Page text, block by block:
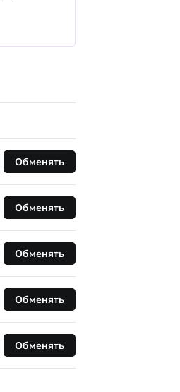
Обменять
Обменять
Обменять
Обменять
Обменять